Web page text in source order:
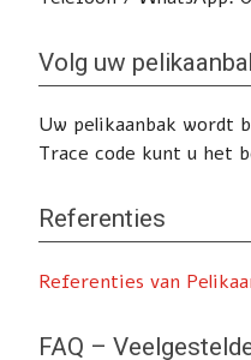
Volg uw
Uw pelikaanbak wordt
Trace code kunt u het
Referenties
Referenties van
FAQ –